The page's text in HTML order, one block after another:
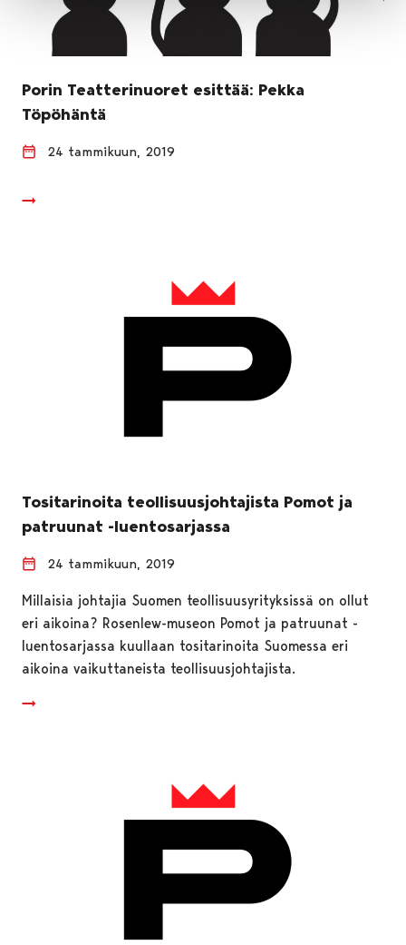
Porin Teatterinuoret esittää: Pekka
Töpöhäntä
24 tammikuun, 2019
Tositarinoita teollisuusjohtajista Pomot ja
patruunat -luentosarjassa
24 tammikuun, 2019
Millaisia johtajia Suomen teollisuusyrityksissä on ollut
eri aikoina? Rosenlew-museon Pomot ja patruunat -
luentosarjassa kuullaan tositarinoita Suomessa eri
aikoina vaikuttaneista teollisuusjohtajista.